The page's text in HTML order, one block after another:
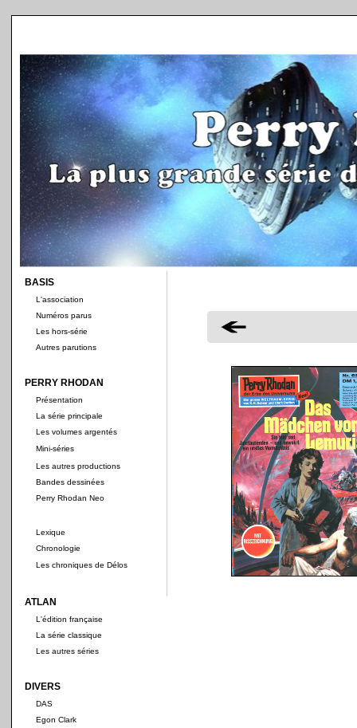
BASIS
L'association
Numéros parus
Les hors-série
Autres parutions
PERRY RHODAN
Présentation
La série principale
Les volumes argentés
Mini-séries
Les autres productions
Bandes dessinées
Perry Rhodan Neo
Lexique
Chronologie
Les chroniques de Délos
ATLAN
L'édition française
La série classique
Les autres séries
DIVERS
DAS
Egon Clark